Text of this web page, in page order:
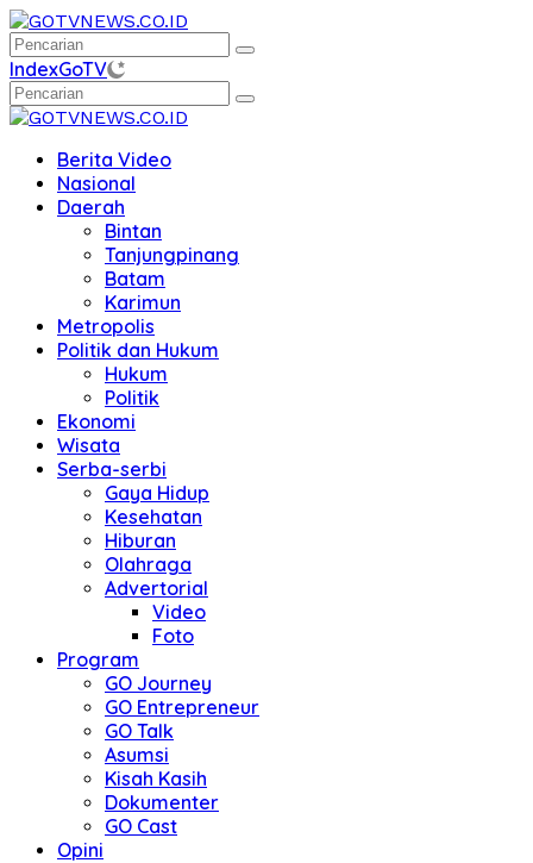
Langsung
ke
konten
IndexGoTV
Berita Video
Nasional
Daerah
Bintan
Tanjungpinang
Batam
Karimun
Metropolis
Politik dan Hukum
Hukum
Politik
Ekonomi
Wisata
Serba-serbi
Gaya Hidup
Kesehatan
Hiburan
Olahraga
Advertorial
Video
Foto
Program
GO Journey
GO Entrepreneur
GO Talk
Asumsi
Kisah Kasih
Dokumenter
GO Cast
Opini